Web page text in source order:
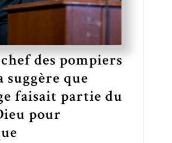
des pompiers
suggère que
faisait partie du
pour